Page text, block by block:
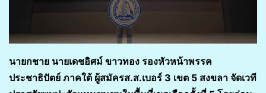
นายกชาย นายเดชอิศม์ ขาวทอง รองหัวหน้าพรรค
ประชาธิปัตย์ ภาคใต้ ผู้สมัครส.ส.เบอร์ 3 เขต 5 สงขลา จัดเวที